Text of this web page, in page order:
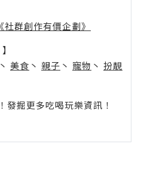
社群創作有價企劃》
丶 美食 丶 親子 丶 寵物 丶 扮靚
掘更多吃喝玩樂資訊！